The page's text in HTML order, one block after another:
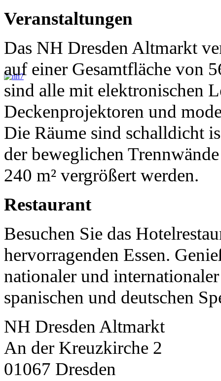
Veranstaltungen
Das NH Dresden Altmarkt
auf einer Gesamtfläche von
sind alle mit elektronischen
Deckenprojektoren und
Die Räume sind schalldicht
der beweglichen
240 m² vergrößert werden.
Restaurant
Besuchen Sie das
hervorragenden Essen.
nationaler und
spanischen und deutschen
NH Dresden Altmarkt
An der Kreuzkirche 2
01067 Dresden